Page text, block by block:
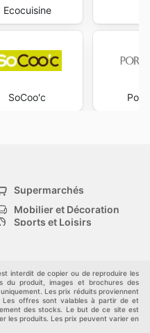
Ecocuisine
SoCoo'c
Supermarchés
Mobilier et Décoration
Sports et Loisirs
interdit de copier ou de reproduire les
du produit, images et brochures des
Les prix réduits proviennent
offres sont valables à partir de et
des stocks. Le but de ce site est
les produits. Les prix peuvent varier en